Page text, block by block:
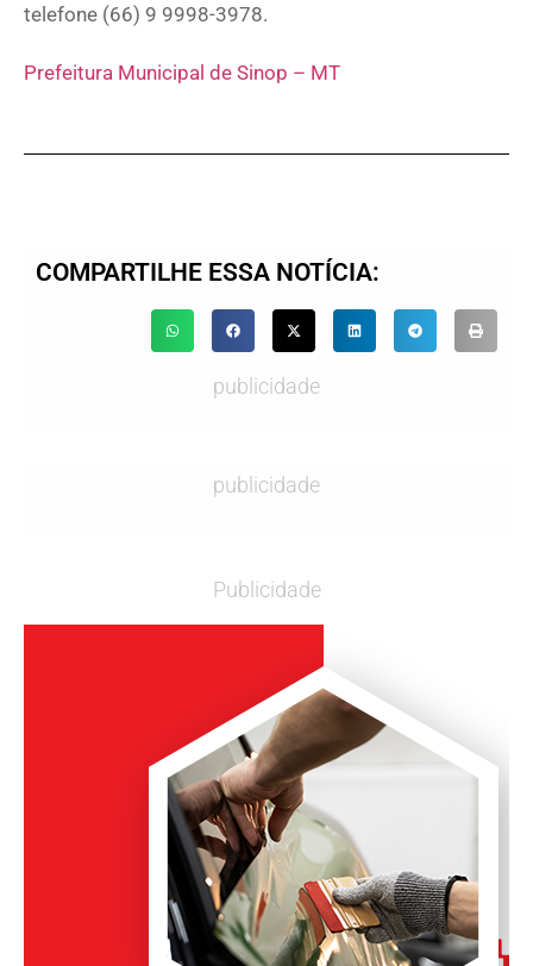
telefone (66) 9 9998-3978.
Prefeitura Municipal de Sinop – MT
COMPARTILHE ESSA NOTÍCIA:
publicidade
publicidade
Publicidade